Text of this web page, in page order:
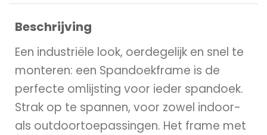
Beschrijving
Een industriële look, oerdegelijk en snel te
monteren: een Spandoekframe is de
perfecte omlijsting voor ieder spandoek.
Strak op te spannen, voor zowel indoor-
als outdoortoepassingen. Het frame met